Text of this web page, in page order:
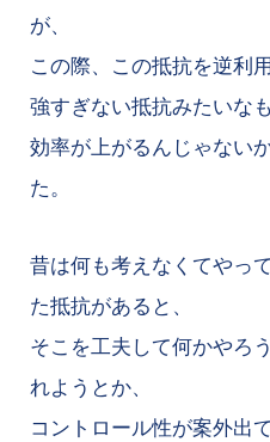
が、
この際、この抵抗を逆利
強すぎない抵抗みたいな
効率が上がるんじゃない
た。
昔は何も考えなくてやっ
た抵抗があると、
そこを工夫して何かやろ
れようとか、
コントロール性が案外出て